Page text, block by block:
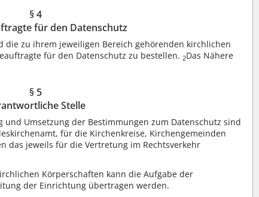
§ 4
für den Datenschutz
die zu ihrem jeweiligen Bereich gehörenden kirchlichen
für den Datenschutz zu bestellen. 2Das Nähere
§ 5
Stelle
Umsetzung der Bestimmungen zum Datenschutz sind
für die Kirchenkreise, Kirchengemeinden
das jeweils für die Vertretung im Rechtsverkehr
Körperschaften kann die Aufgabe der
der Einrichtung übertragen werden.